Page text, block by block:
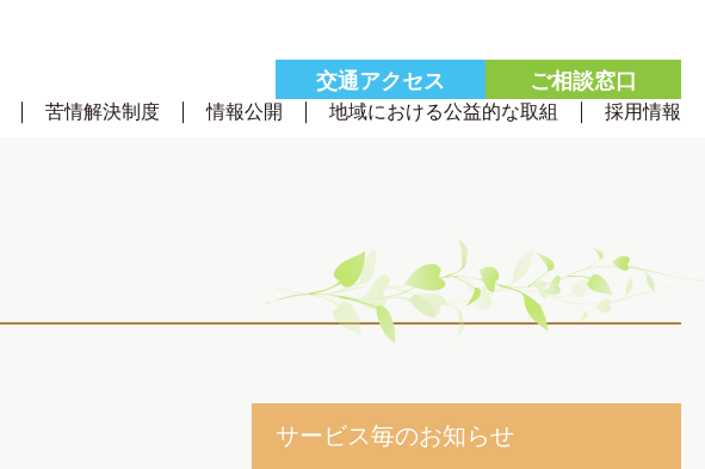
苦情解決制度 情報公開 地域における公益的な取組 採用情報
交通アクセス ご相談窓口
サービス毎のお知らせ